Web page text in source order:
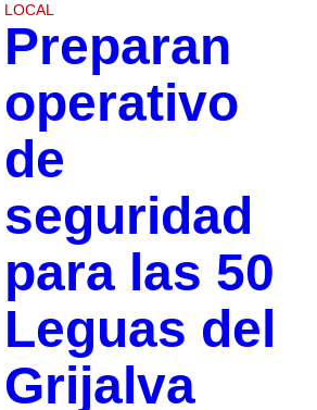
LOCAL
Preparan
operativo
de
seguridad
para las 50
Leguas del
Grijalva